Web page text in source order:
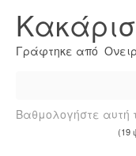
Γράφτηκε από
Βαθμολογήστε αυτή
(19